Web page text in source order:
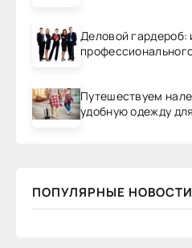
Деловой гардероб:
Путешествуем
удобную одежду
ПОПУЛЯРНЫЕ НОВОСТИ